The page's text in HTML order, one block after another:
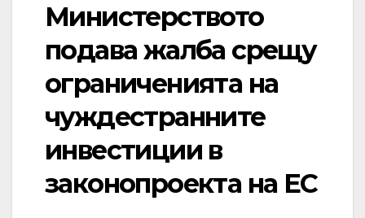
Министерството
подава жалба срещу
ограниченията на
чуждестранните
инвестиции в
законопроекта на ЕС